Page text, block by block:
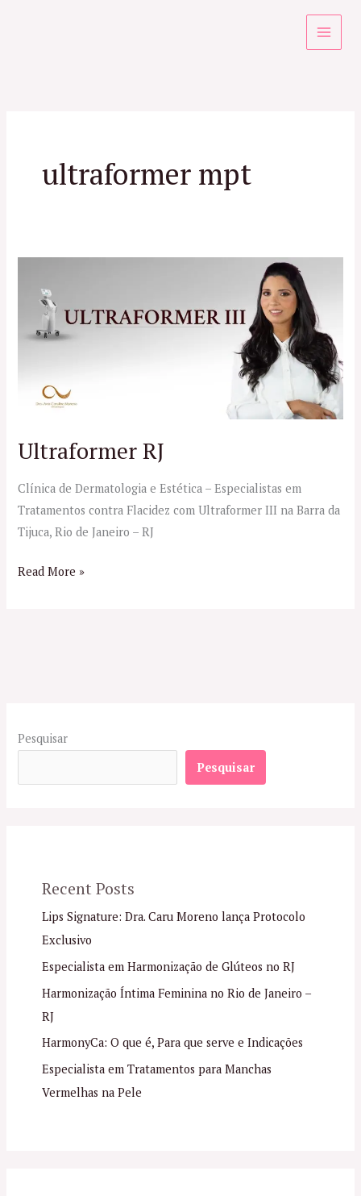
ultraformer mpt
Ultraformer RJ
Clínica de Dermatologia e Estética – Especialistas em
Tratamentos contra Flacidez com Ultraformer III na Barra da
Tijuca, Rio de Janeiro – RJ
Read More »
Pesquisar
Pesquisar
Recent Posts
Lips Signature: Dra. Caru Moreno lança Protocolo
Exclusivo
Especialista em Harmonização de Glúteos no RJ
Harmonização Íntima Feminina no Rio de Janeiro –
RJ
HarmonyCa: O que é, Para que serve e Indicações
Especialista em Tratamentos para Manchas
Vermelhas na Pele